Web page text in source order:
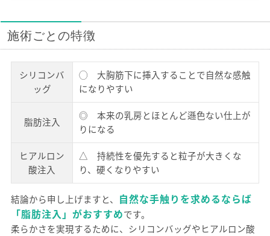
施術ごとの特徴
シリコンバ
ッグ
◯ 大胸筋下に挿入することで自然な感触
になりやすい
脂肪注入
◎ 本来の乳房とほとんど遜色ない仕上が
りになる
ヒアルロン
酸注入
△ 持続性を優先すると粒子が大きくな
り、硬くなりやすい
結論から申し上げますと、 自然な手触りを求めるならば
「脂肪注入」がおすすめです。
柔らかさを実現するために、シリコンバッグやヒアルロン酸